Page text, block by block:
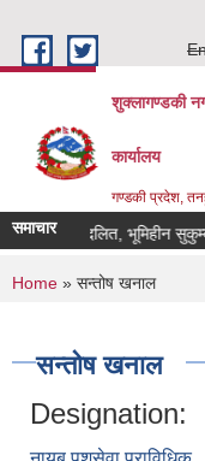
शुक्लागण्डकी
कार्यालय
गण्डकी प्रदेश,
समाचार
भूमिहीन दलित, भूमिहीन
You are here
Home » सन्तोष खनाल
सन्तोष खनाल
Designation: